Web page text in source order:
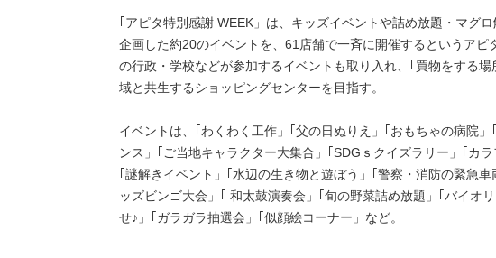
｢アピタ特別感謝 WEEK」は、キッズイベントや詰め放題・マグ
企画した約20のイベントを、61店舗で一斉に開催するというアピ
の行政・学校などが参加するイベントも取り入れ、｢買物をする
域と共生するショッピングセンターを目指す。
イベントは、｢わくわく工作」｢父の日ぬりえ」｢おもちゃの病院
ンス」｢ご当地キャラクター大集合」｢SDGｓクイズラリー」｢カ
｢謎解きイベント」｢水辺の生き物と遊ぼう」｢警察・消防の緊急
ッズビンゴ大会」｢ 和太鼓演奏会」｢旬の野菜詰め放題」｢バイオ
せ♪」｢ガラガラ抽選会」｢似顔絵コーナー」など。